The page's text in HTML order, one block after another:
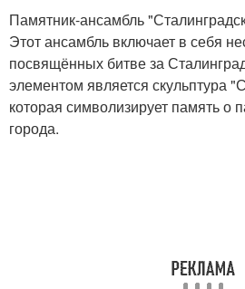
Памятник-ансамбль
Этот ансамбль включает в себя
посвящённых битве за
элементом является скульптура
которая символизирует память о
города.